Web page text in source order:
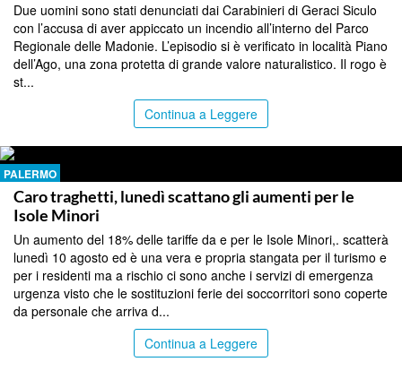
Due uomini sono stati denunciati dai Carabinieri di Geraci Siculo
con l’accusa di aver appiccato un incendio all’interno del Parco
Regionale delle Madonie. L’episodio si è verificato in località Piano
dell’Ago, una zona protetta di grande valore naturalistico. Il rogo è
st...
Continua a Leggere
PALERMO
Caro traghetti, lunedì scattano gli aumenti per le
Isole Minori
Un aumento del 18% delle tariffe da e per le Isole Minori,. scatterà
lunedì 10 agosto ed è una vera e propria stangata per il turismo e
per i residenti ma a rischio ci sono anche i servizi di emergenza
urgenza visto che le sostituzioni ferie dei soccorritori sono coperte
da personale che arriva d...
Continua a Leggere